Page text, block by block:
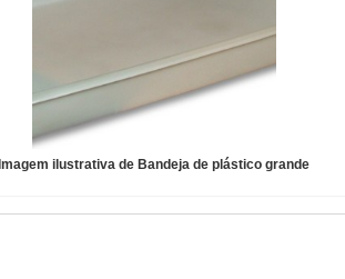
Imagem ilustrativa de Bandeja de plástico grande